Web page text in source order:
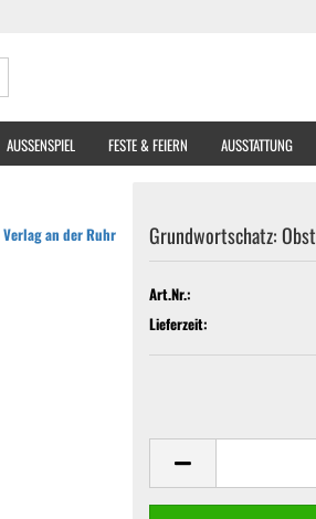
AUSSENSPIEL FESTE & FEIERN AUSSTATTUNG
Verlag an der Ruhr Grundwortschatz:
Art.Nr.:
Lieferzeit: